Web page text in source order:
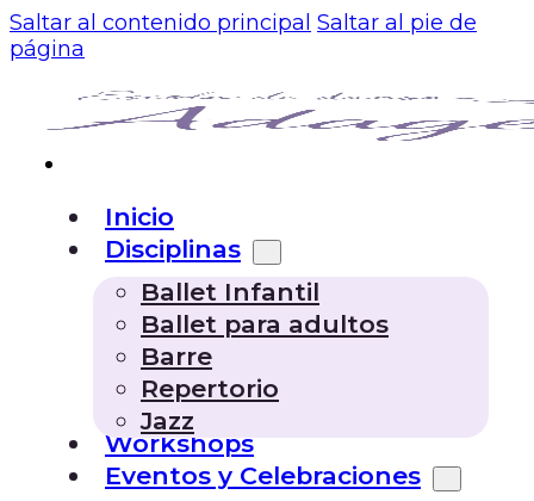
Saltar al contenido principal Saltar al pie de
página
Inicio
Disciplinas
Ballet Infantil
Ballet para adultos
Barre
Repertorio
Jazz
Workshops
Eventos y Celebraciones